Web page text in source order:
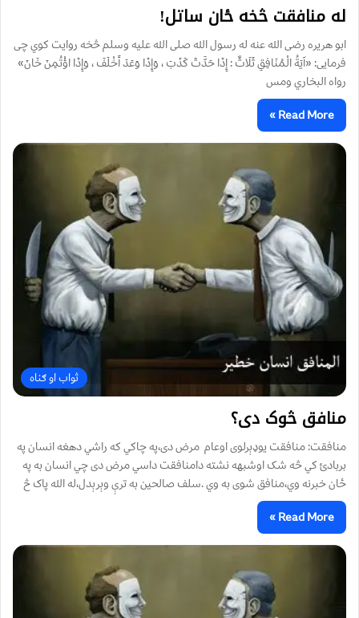
له منافقت څخه ځان ساتل!
ابو هریره رضی الله عنه له رسول الله صلی الله علیه وسلم څخه روایت کوي چی
فرمایی: «آيَةُ الْمُنَافِقِ ثَلَاثٌ : إِذَا حَدَّثَ كَذَبَ ، وَإِذَا وَعَدَ أَخْلَفَ ، وَإِذَا اؤْتُمِنَ خَانَ»
رواه البخاري ومس
Read More »
ثواب او ګناه
منافق څوک دی؟
منافقت: منافقت يوډېرلوی اوعام مرض دی،په چاکي که راشي دهغه انسان په
بربادئ کي څه شک اوشبهه نشته دامنافقت داسي مرض دی چي انسان به په
ځان خبرنه وي،منافق شوی به وي .سلف صالحين به ترې وېرېدل،له الله پاک څ
Read More »